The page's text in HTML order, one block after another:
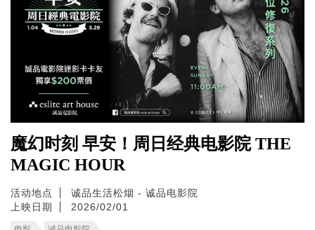
魔幻时刻 早安！周日经典电影院 THE
MAGIC HOUR
活动地点
诚品生活松烟 - 诚品电影院
上映日期
2026/02/01